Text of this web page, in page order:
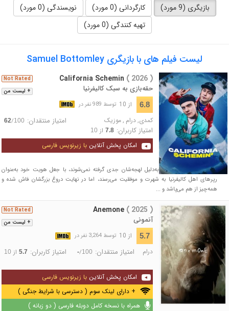
بازیگری (9 مورد) کارگردانی (0 مورد)
نویسندگی (0 مورد)
تهیه کنندگی (0 مورد)
لیست فیلم های با بازیگری Samuel Bottomley
+ لیست من
Not Rated California Schemin ( 2026 )
حقه‌بازی به سبک کالیفرنیا
6.8 از 10 توسط 989 نفر در
کمدی,درام ,موزیک امتیاز منتقدان: 62/100
امتیاز کاربران: 7.8از 10
امکان پخش آنلاین با زیرنویس فارسی
دو موسیقیدان جوان که به‌دلیل لهجه‌شان جدی گرفته نمی‌شوند، با جعل هویت خود به‌عنوان
رپرهای اهل کالیفرنیا به شهرت و موفقیت می‌رسند، اما در نهایت دروغ بزرگشان فاش شده و
همه‌چیز از هم می‌پاشد و ...
+ لیست من
Not Rated Anemone ( 2025 )
آنمونی
5.7 از 10 توسط 3,264 نفر در
درام امتیاز منتقدان: -/100 امتیاز کاربران: 5.7از 10
امکان پخش آنلاین با زیرنویس فارسی
+ دارای لینک سوم ( دسترسی با شرایط جنگی )
همراه با نسخه کامل دوبله فارسی ( دو زبانه )